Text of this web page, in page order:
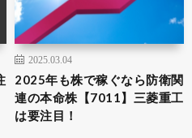
2025.03.04
2025年も株で稼ぐなら防衛関
連の本命株【7011】三菱重工
は要注目！